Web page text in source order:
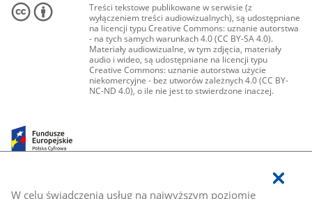
W celu świadczenia usług na najwyższym poziomie
Treści tekstowe publikowane w serwisie (z
wyłączeniem treści audiowizualnych), są udostępniane
na licencji typu Creative Commons: uznanie autorstwa
- na tych samych warunkach 4.0 (CC BY-SA 4.0).
Materiały audiowizualne, w tym zdjęcia, materiały
audio i wideo, są udostępniane na licencji typu
Creative Commons: uznanie autorstwa użycie
niekomercyjne - bez utworów zależnych 4.0 (CC BY-
NC-ND 4.0), o ile nie jest to stwierdzone inaczej.